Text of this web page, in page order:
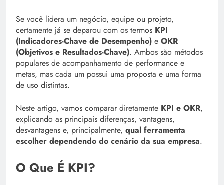
Se você lidera um negócio, equipe ou projeto,
certamente já se deparou com os termos KPI
(Indicadores-Chave de Desempenho) e OKR
(Objetivos e Resultados-Chave). Ambos são métodos
populares de acompanhamento de performance e
metas, mas cada um possui uma proposta e uma forma
de uso distintas.
Neste artigo, vamos comparar diretamente KPI e OKR,
explicando as principais diferenças, vantagens,
desvantagens e, principalmente, qual ferramenta
escolher dependendo do cenário da sua empresa.
O Que É KPI?